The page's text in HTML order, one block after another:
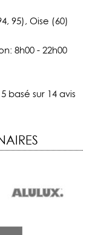
95), Oise (60)
8h00 - 22h00
5 basé sur 14avis